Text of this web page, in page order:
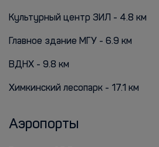
Культурный центр ЗИЛ - 4.8 км
Главное здание МГУ - 6.9 км
ВДНХ - 9.8 км
Химкинский лесопарк - 17.1 км
Аэропорты